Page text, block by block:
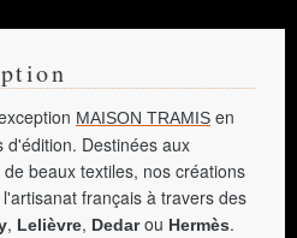
MAISON TRAMIS en
d'édition. Destinées aux
beaux textiles, nos créations
français à travers des
, Lelièvre, Dedarou Hermès.